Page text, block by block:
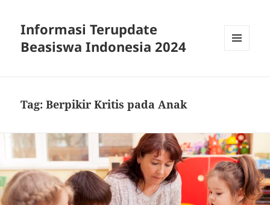
Informasi Terupdate
Beasiswa Indonesia 2024
Tag:Berpikir Kritis pada Anak